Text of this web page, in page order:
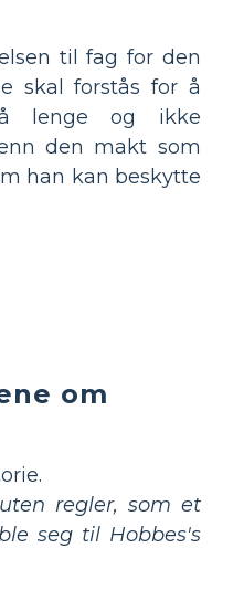
til fag for den
skal forstås for å
lenge og ikke
den makt som
han kan beskytte
om
regler, som et
seg til Hobbes's